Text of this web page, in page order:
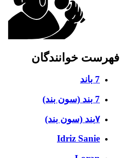
فهرست خوانندگان
7 باند
7 بند (سون بند)
۷بند (سون بند)
Idriz Sanie